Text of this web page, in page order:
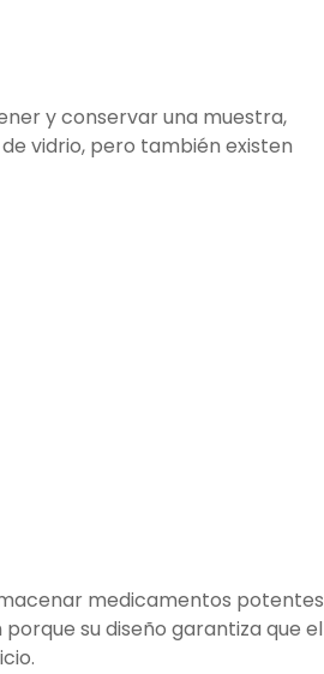
y conservar una muestra,
vidrio, pero también existen
medicamentos potentes
su diseño garantiza que el